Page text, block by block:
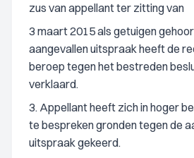
zus van appellant ter zitting van
3 maart 2015 als getuigen
aangevallen uitspraak heeft de
beroep tegen het bestreden
verklaard.
3. Appellant heeft zich in hoger
te bespreken gronden tegen de
uitspraak gekeerd.